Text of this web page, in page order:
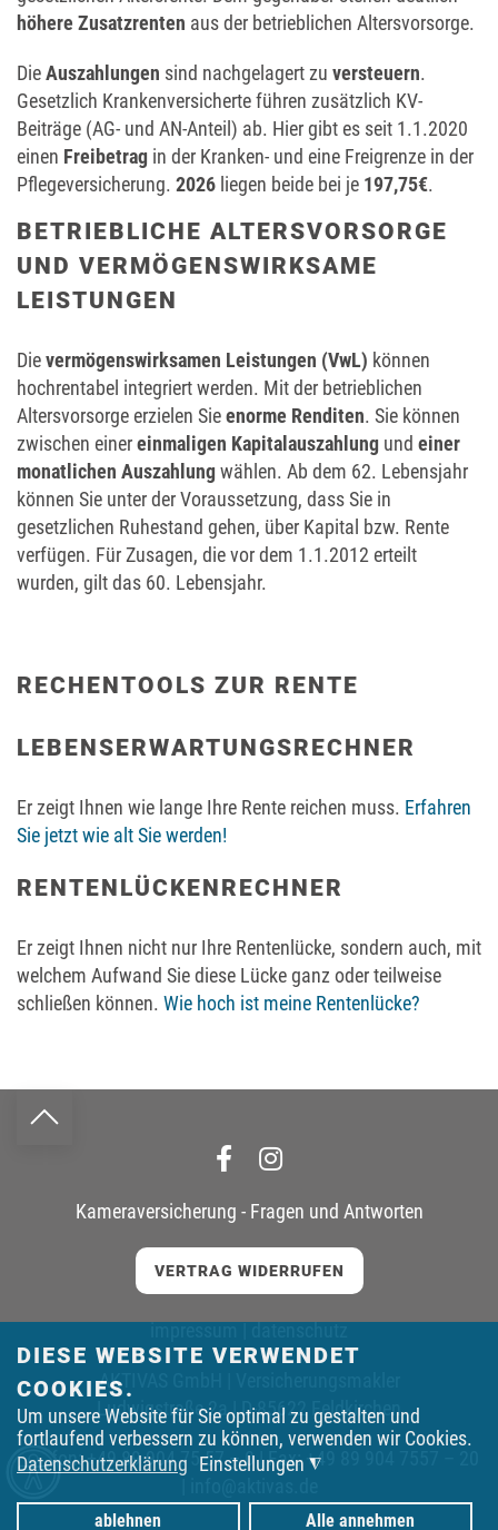
DIESE WEBSITE VERWENDET
COOKIES.
Um unsere Website für Sie optimal zu gestalten und
fortlaufend verbessern zu können, verwenden wir Cookies.
Datenschutzerklärung Einstellungen ◮
ablehnen Alle annehmen
höhere Zusatzrenten aus der betrieblichen Altersvorsorge.
DieAuszahlungen sind nachgelagert zu versteuern.
Gesetzlich Krankenversicherte führen zusätzlich KV-
Beiträge (AG- und AN-Anteil) ab. Hier gibt es seit 1.1.2020
einen Freibetrag in der Kranken- und eine Freigrenze in der
Pflegeversicherung. 2026 liegen beide bei je 197,75€.
BETRIEBLICHE ALTERSVORSORGE
UND VERMÖGENSWIRKSAME
LEISTUNGEN
Dievermögenswirksamen Leistungen (VwL) können
hochrentabel integriert werden. Mit der betrieblichen
Altersvorsorge erzielen Sieenorme Renditen. Sie können
zwischen einereinmaligen Kapitalauszahlung und einer
monatlichen Auszahlungwählen. Ab dem 62. Lebensjahr
können Sie unter der Voraussetzung, dass Sie in
gesetzlichen Ruhestand gehen, über Kapital bzw. Rente
verfügen. Für Zusagen, die vor dem 1.1.2012 erteilt
wurden, gilt das 60. Lebensjahr.
RECHENTOOLS ZUR RENTE
LEBENSERWARTUNGSRECHNER
Er zeigt Ihnen wie lange Ihre Rente reichen muss. Erfahren
Sie jetzt wie alt Sie werden!
RENTENLÜCKENRECHNER
Er zeigt Ihnen nicht nur Ihre Rentenlücke, sondern auch, mit
welchem Aufwand Sie diese Lücke ganz oder teilweise
schließen können. Wie hoch ist meine Rentenlücke?
Kameraversicherung - Fragen und Antworten
VERTRAG WIDERRUFEN
AKTIVAS GmbH | Versicherungsmakler
Ludwigstraße 2a | D-85622 Feldkirchen
Telefon:+49 89 904 75 57 – 0| Fax: +49 89 904 7557 – 20